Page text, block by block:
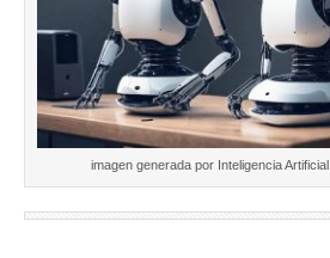
imagen generada por Inteligencia Artificial